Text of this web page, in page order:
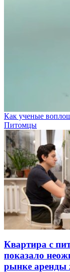
Как ученые
Питомцы
Квартира с
показало
рынке аренды